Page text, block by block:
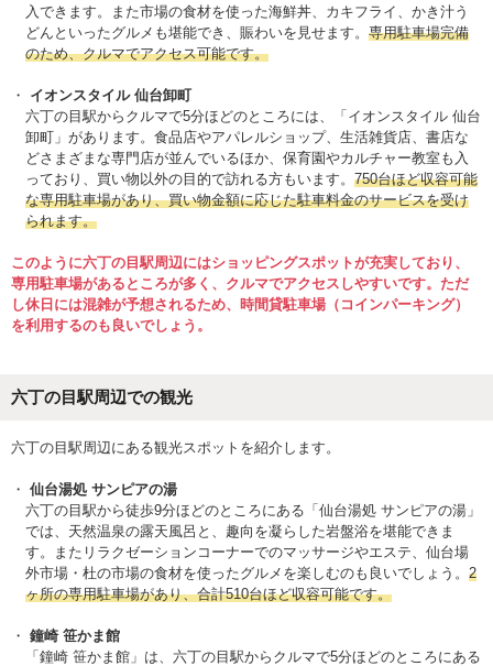
入できます。また市場の食材を使った海鮮丼、カキフライ、かき汁う
どんといったグルメも堪能でき、賑わいを見せます。 専用駐車場完備
のため、クルマでアクセス可能です。
イオンスタイル 仙台卸町
六丁の目駅からクルマで5分ほどのところには、「イオンスタイル 仙台
卸町」があります。食品店やアパレルショップ、生活雑貨店、書店な
どさまざまな専門店が並んでいるほか、保育園やカルチャー教室も入
っており、買い物以外の目的で訪れる方もいます。 750台ほど収容可能
な専用駐車場があり、買い物金額に応じた駐車料金のサービスを受け
られます。
このように六丁の目駅周辺にはショッピングスポットが充実しており、
専用駐車場があるところが多く、クルマでアクセスしやすいです。ただ
し休日には混雑が予想されるため、時間貸駐車場（コインパーキング）
を利用するのも良いでしょう。
六丁の目駅周辺での観光
六丁の目駅周辺にある観光スポットを紹介します。
仙台湯処 サンピアの湯
六丁の目駅から徒歩9分ほどのところにある「仙台湯処 サンピアの湯」
では、天然温泉の露天風呂と、趣向を凝らした岩盤浴を堪能できま
す。またリラクゼーションコーナーでのマッサージやエステ、仙台場
外市場・杜の市場の食材を使ったグルメを楽しむのも良いでしょう。 2
ヶ所の専用駐車場があり、合計510台ほど収容可能です。
鐘崎 笹かま館
「鐘崎 笹かま館」は、六丁の目駅からクルマで5分ほどのところにある